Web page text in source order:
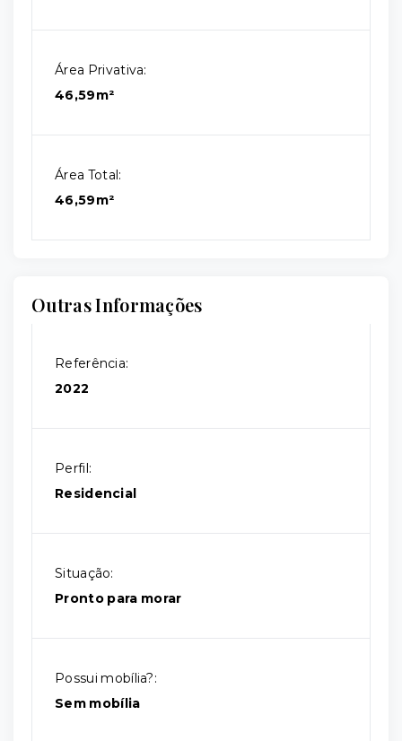
Área Privativa:
46,59m²
Área Total:
46,59m²
Outras Informações
Referência:
2022
Perfil:
Residencial
Situação:
Pronto para morar
Possui mobília?:
Sem mobília